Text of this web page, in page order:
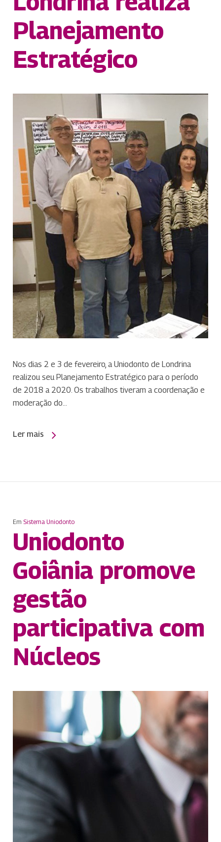
Planejamento
Estratégico
Nos dias 2 e 3 de fevereiro, a Uniodonto de Londrina
realizou seu Planejamento Estratégico para o período
de 2018 a 2020. Os trabalhos tiveram a coordenação e
moderação do…
Ler mais
Em Sistema Uniodonto
Uniodonto
Goiânia promove
gestão
participativa com
Núcleos